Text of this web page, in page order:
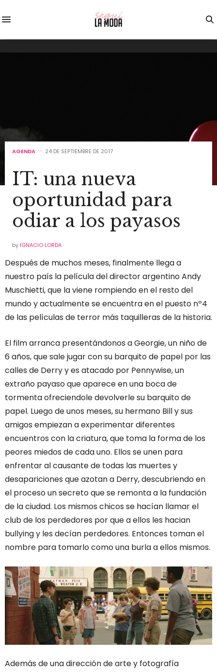
AGENDA 24 DE SEPTIEMBRE DE 2017
IT: una nueva
oportunidad para
odiar a los payasos
by IGNACIO LORDA
Después de muchos meses, finalmente llega a
nuestro país la película del director argentino Andy
Muschietti, que la viene rompiendo en el resto del
mundo y actualmente se encuentra en el puesto nº4
de las películas de terror más taquilleras de la historia.
El film arranca presentándonos a Georgie, un niño de
6 años, que sale jugar con su barquito de papel por las
calles de Derry y es atacado por Pennywise, un
extraño payaso que aparece en una boca de
tormenta ofreciendole devolverle su barquito de
papel. Luego de unos meses, su hermano Bill y sus
amigos empiezan a experimentar diferentes
encuentros con la criatura, que toma la forma de los
peores miedos de cada uno. Ellos se unen para
enfrentar al causante de todas las muertes y
desapariciones que azotan a Derry, descubriendo en
el proceso un secreto que se remonta a la fundación
de la ciudad. Los mismos chicos se hacían llamar el
club de los perdedores por que a ellos les hacian
bullying y les decían perdedores. Entonces toman el
nombre para tomarlo como una burla a ellos mismos.
Además de una dirección de arte y fotografía